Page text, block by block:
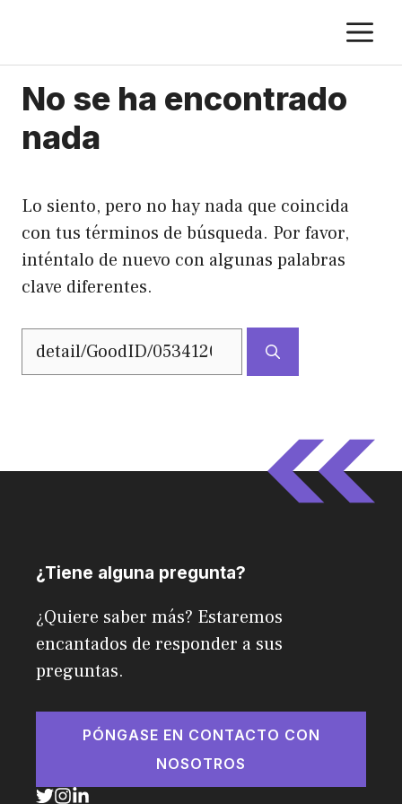
contenido
No se ha encontrado
nada
Lo siento, pero no hay nada que coincida
con tus términos de búsqueda. Por favor,
inténtalo de nuevo con algunas palabras
clave diferentes.
Buscar:
¿Tiene alguna pregunta?
¿Quiere saber más? Estaremos
encantados de responder a sus
preguntas.
PÓNGASE EN CONTACTO CON
NOSOTROS